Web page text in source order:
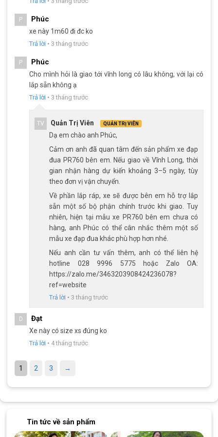
đó, Papylus PR760 là một đại diện tiêu biểu.
Xem thêm: Một vài mẫu
lượng tốt
Kết Luận
Xe đạp đua Papylus PR760 sinh ra để chinh phục tốc độ, vượt
giới hạn bản thân và đốt cháy từng kilomet bằng đam mê thể
thao. Từng cú đạp là một pha tăng lực đầy cảm hứng, tiếng cối
nổ vang đầy mạnh mẽ, tự do và khác biệt. Nếu bạn đang tìm
một chiếc xe đua có cả “chất” lẫn “chiến”, Papylus PR760 là câu
trả lời. Hãy đến ngay hệ thống cửa hàng Xe Đạp Giá Kho
nghiệm thêm vài mẫu xe đạp chất lượng, giá tốt cùng nhiều ưu
đãi đang chờ đón bạn.
Xem thêm: Một vài mẫu xe đạp đua từ 5 – 7
triệu tại đây
Xe Đạp Đua QT Bike
6.190.000₫
7.000.000
Giảm 5%
5.890.000₫
Cửa hàng xe đạp Gò Vấp:
Cửa hàng xe đạp Quận 5:Nhấn để xem đường đi
Cửa hàng xe đạp Vũng Tàu:Nhấn để xem đường đi
Cửa hàng xe đạp Tân Phú:
Cửa hàng xe đạp Thủ Đức:Nhấn để xem đường đi
P Phúc
xe này 1m60 đi đc ko
Trả lời • 3 tháng trước
P Phúc
Cho mình hỏi là giao tới vĩnh long có lâu không, với lại có
lắp sẵn không ạ
Trả lời • 3 tháng trước
TV Quản Trị Viên QUẢN TRỊ VIÊN
Dạ em chào anh Phúc,
Cảm ơn anh đã quan tâm đến sản phẩm xe đạp
đua PR760 bên em. Nếu giao về Vĩnh Long, thời
gian nhận hàng dự kiến khoảng 3–5 ngày, tùy
theo đơn vị vận chuyển.
Về phần lắp ráp, xe sẽ được bên em hỗ trợ lắp
sẵn một số bộ phận chính trước khi giao. Tuy
nhiên, hiện tại mẫu xe PR760 bên em chưa có
hàng, anh Phúc có thể cân nhắc thêm một số
mẫu xe đạp đua khác phù hợp hơn nhé.
Nếu anh cần tư vấn thêm, anh có thể liên hệ
hotline 028 9996 5775 hoặc Zalo OA:
https://zalo.me/3463203908424236078?
ref=website
Trả lời • 3 tháng trước
D Đạt
Xe này có size xs đúng ko
Trả lời • 4 tháng trước
1 2 3 →
Tin tức về sản phẩm